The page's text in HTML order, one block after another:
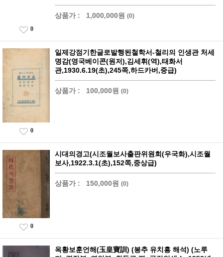
상품가 : 1,000,000원 (0)
0
일제강점기한글로발행된철학서-철리의 인생관 처세
명감(영국베이콘(원저),김세휘(역),태화서
관,1930.6.19(초),245쪽,하드카버,중급)
상품가 : 100,000원 (0)
0
시대의경고(시조월보사출판위원회(우국화),시조월
보사,1922.3.1(초),152쪽,중상급)
상품가 : 150,000원 (0)
0
옥황보훈언해(玉皇寶訓) (봉추 유치흥 해석) (노루